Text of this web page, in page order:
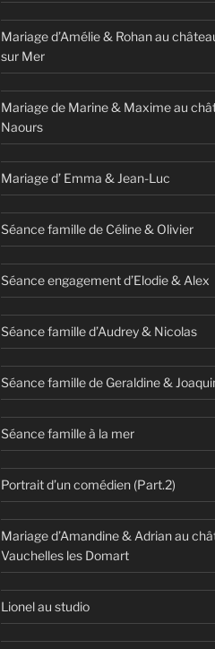
Mariage d’Amélie & Rohan au
sur Mer
Mariage de Marine & Maxime au
Naours
Mariage d’ Emma & Jean-Luc
Séance famille de Céline & Olivier
Séance engagement d’Elodie & Alex
Séance famille d’Audrey & Nicolas
Séance famille de Geraldine &
Séance famille à la mer
Portrait d’un comédien (Part.2)
Mariage d’Amandine & Adrian au
Vauchelles les Domart
Lionel au studio